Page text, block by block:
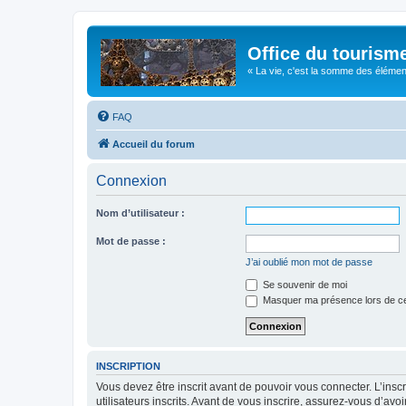
Office du
« La vie, c'est la somme des
FAQ
Accueil du forum
Connexion
Nom d’utilisateur :
Mot de passe :
J’ai oublié mon mot de passe
Se souvenir de moi
Masquer ma présence lors de
INSCRIPTION
Vous devez être inscrit avant de pouvoir vous connecter.
utilisateurs inscrits. Avant de vous inscrire, assurez-vous